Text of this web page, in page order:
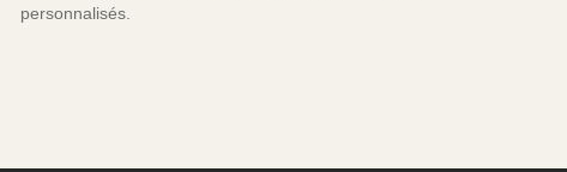
personnalisés.